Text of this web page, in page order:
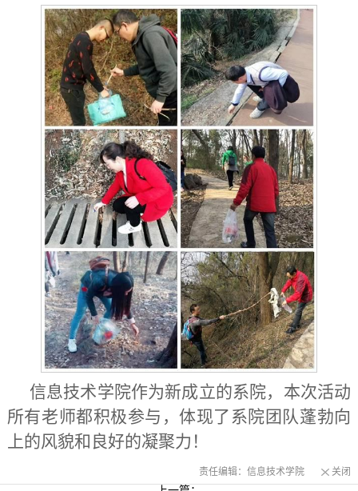
信息技术学院作为新成立的系院，本次活动
所有老师都积极参与，体现了系院团队蓬勃向
上的风貌和良好的凝聚力！
责任编辑：信息技术学院 关闭